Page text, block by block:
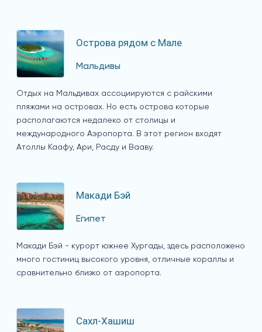
Острова рядом с Мале
Мальдивы
Отдых на Мальдивах ассоциируются с райскими
пляжами на островах. Но есть острова которые
располагаются недалеко от столицы и
международного Аэропорта. В этот регион входят
Атоллы Каафу, Ари, Расду и Вааву.
Макади Бэй
Египет
Макади Бэй - курорт южнее Хургады, здесь расположено
много гостиниц высокого уровня, отличные кораллы и
сравнительно близко от аэропорта.
Сахл-Хашиш